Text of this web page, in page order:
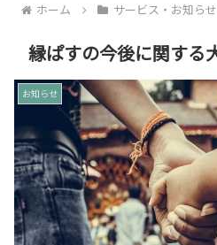
ホーム サービス・お知らせ
縁ぱすの今後に関する
お知らせ